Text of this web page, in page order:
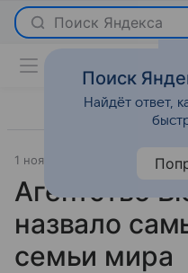
Поиск Яндекса
1 ноября 2022 Правмир
Агентство
назвало
семьи мира
Поиск
Найдёт ответ,